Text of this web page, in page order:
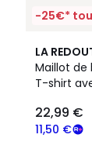
-25€*
LA
Maillot de
T-shirt
11,50 €
22,99 €